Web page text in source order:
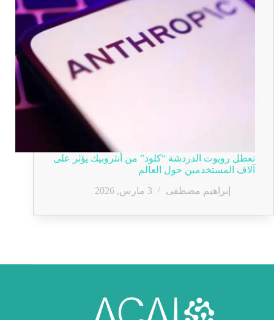
تعطل روبوت الدردشة “كلود” من أنثروبيك يؤثر على
آلاف المستخدمين حول العالم
إبراهيم مصطفى
3 مارس, 2026